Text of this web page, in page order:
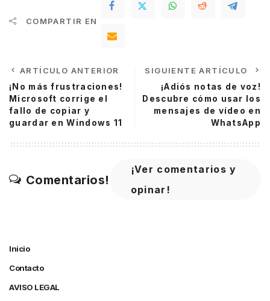
COMPARTIR EN
ARTÍCULO ANTERIOR
¡No más frustraciones!
Microsoft corrige el
fallo de copiar y
guardar en Windows 11
SIGUIENTE ARTÍCULO
¡Adiós notas de voz!
Descubre cómo usar los
mensajes de vídeo en
WhatsApp
Comentarios!
¡Ver comentarios y
opinar!
Inicio
Contacto
AVISO LEGAL